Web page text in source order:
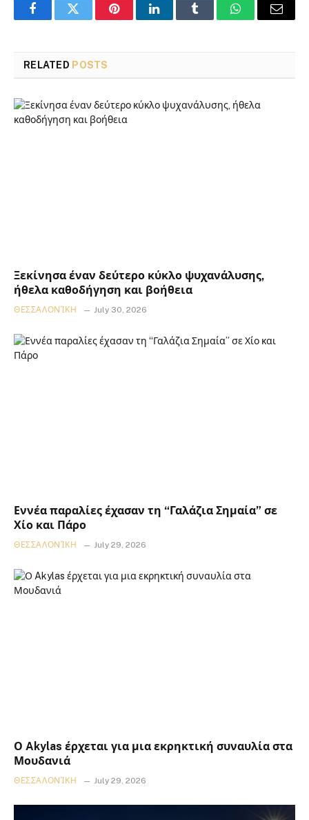
FacebookTwitter PinterestLinkedInTumblr WhatsAppEmail
RELATED POSTS
Ξεκίνησα έναν δεύτερο κύκλο ψυχανάλυσης,
ήθελα καθοδήγηση και βοήθεια
ΘΕΣΣΑΛΟΝΊΚΗ July 30, 2026
Εννέα παραλίες έχασαν τη “Γαλάζια Σημαία” σε
Χίο και Πάρο
ΘΕΣΣΑΛΟΝΊΚΗ July 29, 2026
Ο Akylas έρχεται για μια εκρηκτική συναυλία στα
Μουδανιά
ΘΕΣΣΑΛΟΝΊΚΗ July 29, 2026